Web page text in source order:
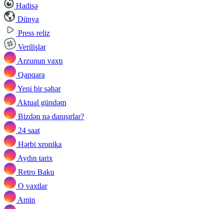
Hadisə
Dünya
Press reliz
Verilişlər
Arzunun vaxtı
Qapqara
Yeni bir səhər
Aktual gündəm
Bizdən nə danışırlar?
24 saat
Hərbi xronika
Aydın tarix
Retro Baku
O vaxtlar
Amin